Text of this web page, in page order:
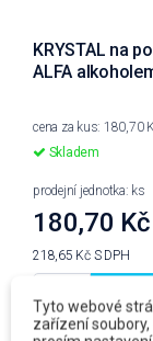
KRYSTAL na
ALFA
cena za kus: 180,70
Skladem
prodejní jednotka: ks
180,70 Kč
218,65 Kč S DPH
Tyto webové
zařízení